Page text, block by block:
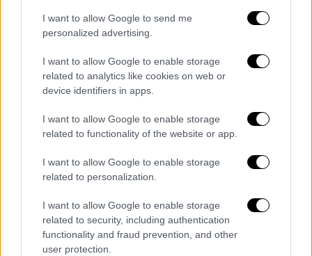
I want to allow Google to send me
personalized advertising.
I want to allow Google to enable storage
related to analytics like cookies on web or
device identifiers in apps.
I want to allow Google to enable storage
related to functionality of the website or app.
I want to allow Google to enable storage
related to personalization.
I want to allow Google to enable storage
related to security, including authentication
functionality and fraud prevention, and other
user protection.
Όσο πάει και γίνεται χειρότερο.
Κάπου εδώ τελειώνουν τα ψέματα
και οι συνωμοσίες.
Τώρα πρέπει να πιάσει δουλειά ο
Εισαγγελέας του Αρείου Πάγου και
να καλέσει όλους όσους αναφέρει
στην κατάθεση του ο
με όλα αυτά .
https://t.co/c89ZFX8xaa
— Plakiasnikos (@PlakiasNikos)
August 28, 2025